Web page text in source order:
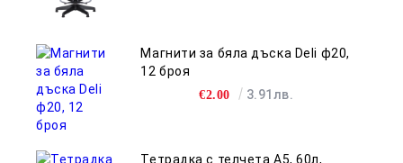
Магнити за бяла дъска Deli ф20,
12 броя
€2.00 3.91лв.
Тетрадка с телчета А5, 60л,